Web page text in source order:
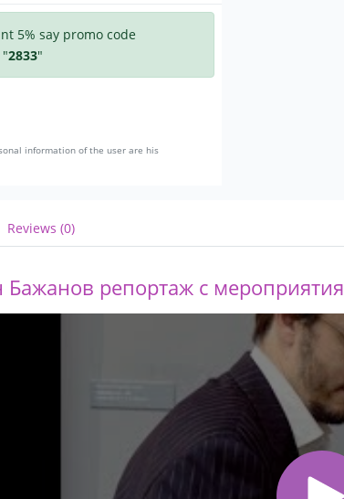
5% say promo code
"2833"
information of the user are his
Reviews (0)
Бажанов репортаж с мероприятия